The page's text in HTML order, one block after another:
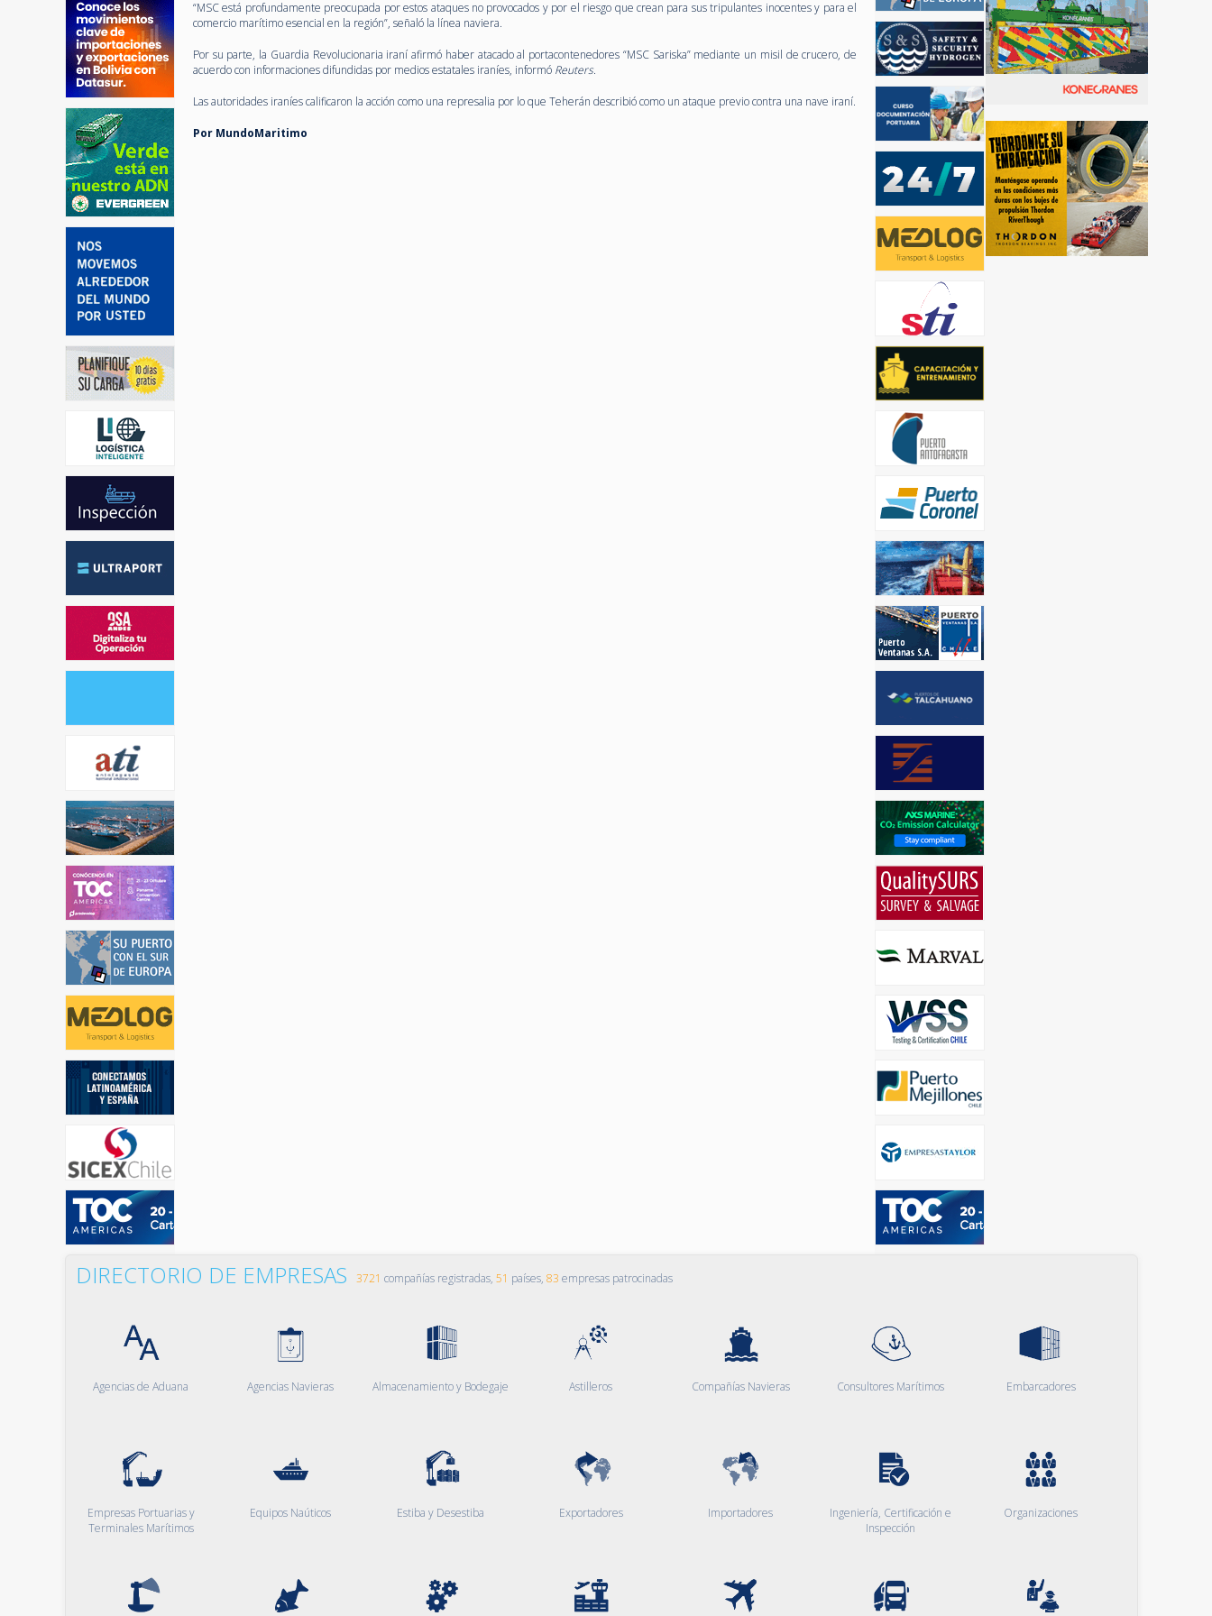
“MSC está profundamente preocupada por estos ataques no provocados y por el riesgo que crean para sus tripulantes inocentes y para el
comercio marítimo esencial en la región”, señaló la línea naviera.
Por su parte, la Guardia Revolucionaria iraní afirmó haber atacado al portacontenedores “MSC Sariska” mediante un misil de crucero, de
acuerdo con informaciones difundidas por medios estatales iraníes, informó Reuters.
Las autoridades iraníes calificaron la acción como una represalia por lo que Teherán describió como un ataque previo contra una nave iraní.
Por MundoMaritimo
DIRECTORIO DE EMPRESAS 3721 compañías registradas, 51 países, 83 empresas patrocinadas
Agencias de Aduana Agencias Navieras Almacenamiento y Bodegaje Astilleros Compañías Navieras Consultores Marítimos Embarcadores
Empresas Portuarias y
Terminales Marítimos
Equipos Naúticos Estiba y Desestiba Exportadores Importadores
Ingeniería, Certificación e
Inspección
Organizaciones